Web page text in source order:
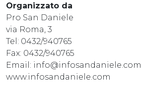
Organizzato da
Pro San Daniele
via Roma, 3
Tel: 0432/940765
Fax: 0432/940765
Email: info@infosandaniele.com
www.infosandaniele.com